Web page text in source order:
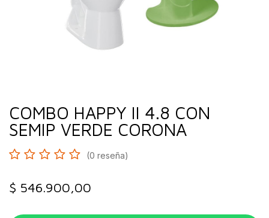
COMBO HAPPY II 4.8 CON
SEMIP VERDE CORONA
(0 reseña)
$ 546.900,00